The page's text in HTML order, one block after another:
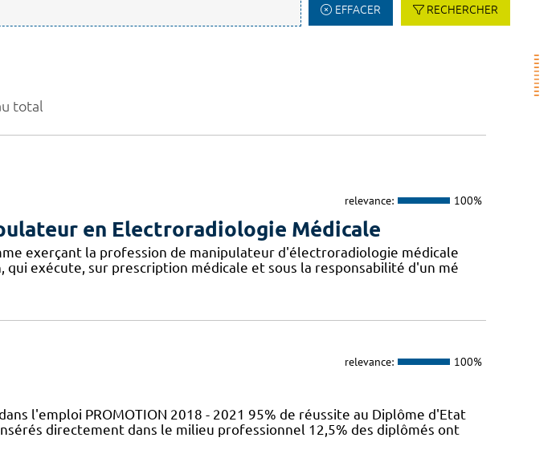
EFFACER RECHERCHER
total
relevance: 100%
en Electroradiologie Médicale
exerçant la profession de manipulateur d'électroradiologie médicale
qui exécute, sur prescription médicale et sous la responsabilité d'un mé
relevance: 100%
l'emploi PROMOTION 2018 - 2021 95% de réussite au Diplôme d'Etat
directement dans le milieu professionnel 12,5% des diplômés ont